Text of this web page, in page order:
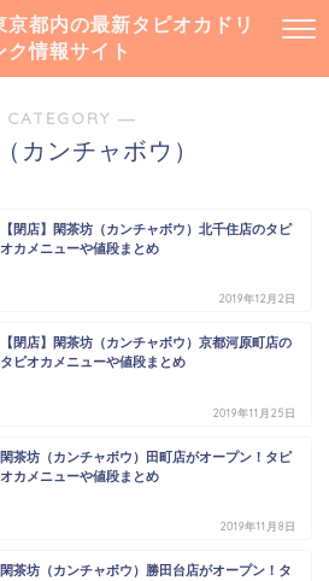
京都内の最新タピオカドリ
ク情報サイト
―
カンチャボウ）
【閉店】閑茶坊（カンチャボウ）北千住店のタピ
オカメニューや値段まとめ
2019年12月2日
【閉店】閑茶坊（カンチャボウ）京都河原町店の
タピオカメニューや値段まとめ
2019年11月25日
閑茶坊（カンチャボウ）田町店がオープン！タピ
オカメニューや値段まとめ
2019年11月8日
閑茶坊（カンチャボウ）勝田台店がオープン！タ